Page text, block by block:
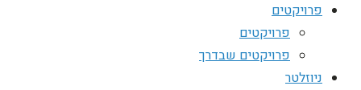
פרויקטים
פרויקטים
פרויקטים שבדרך
ניוזלטר